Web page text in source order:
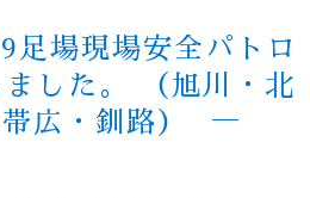
場現場安全パトロ
した。 （旭川・北
広・釧路）